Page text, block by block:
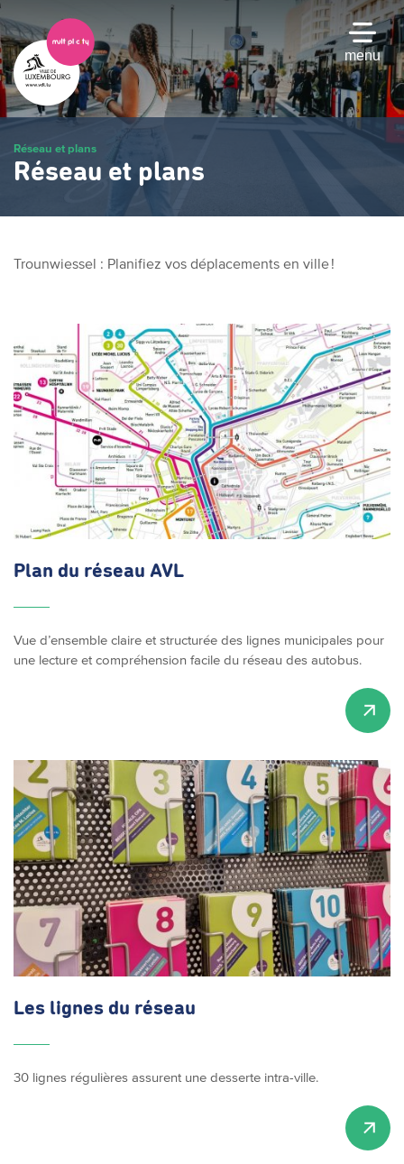
Passer
au
contenu
principal
menu
Réseau et plans
Réseau et plans
Trounwiessel : Planifiez vos déplacements en ville !
Plan du réseau AVL
Vue d’ensemble claire et structurée des lignes municipales pour
une lecture et compréhension facile du réseau des autobus.
Les lignes du réseau
30 lignes régulières assurent une desserte intra-ville.